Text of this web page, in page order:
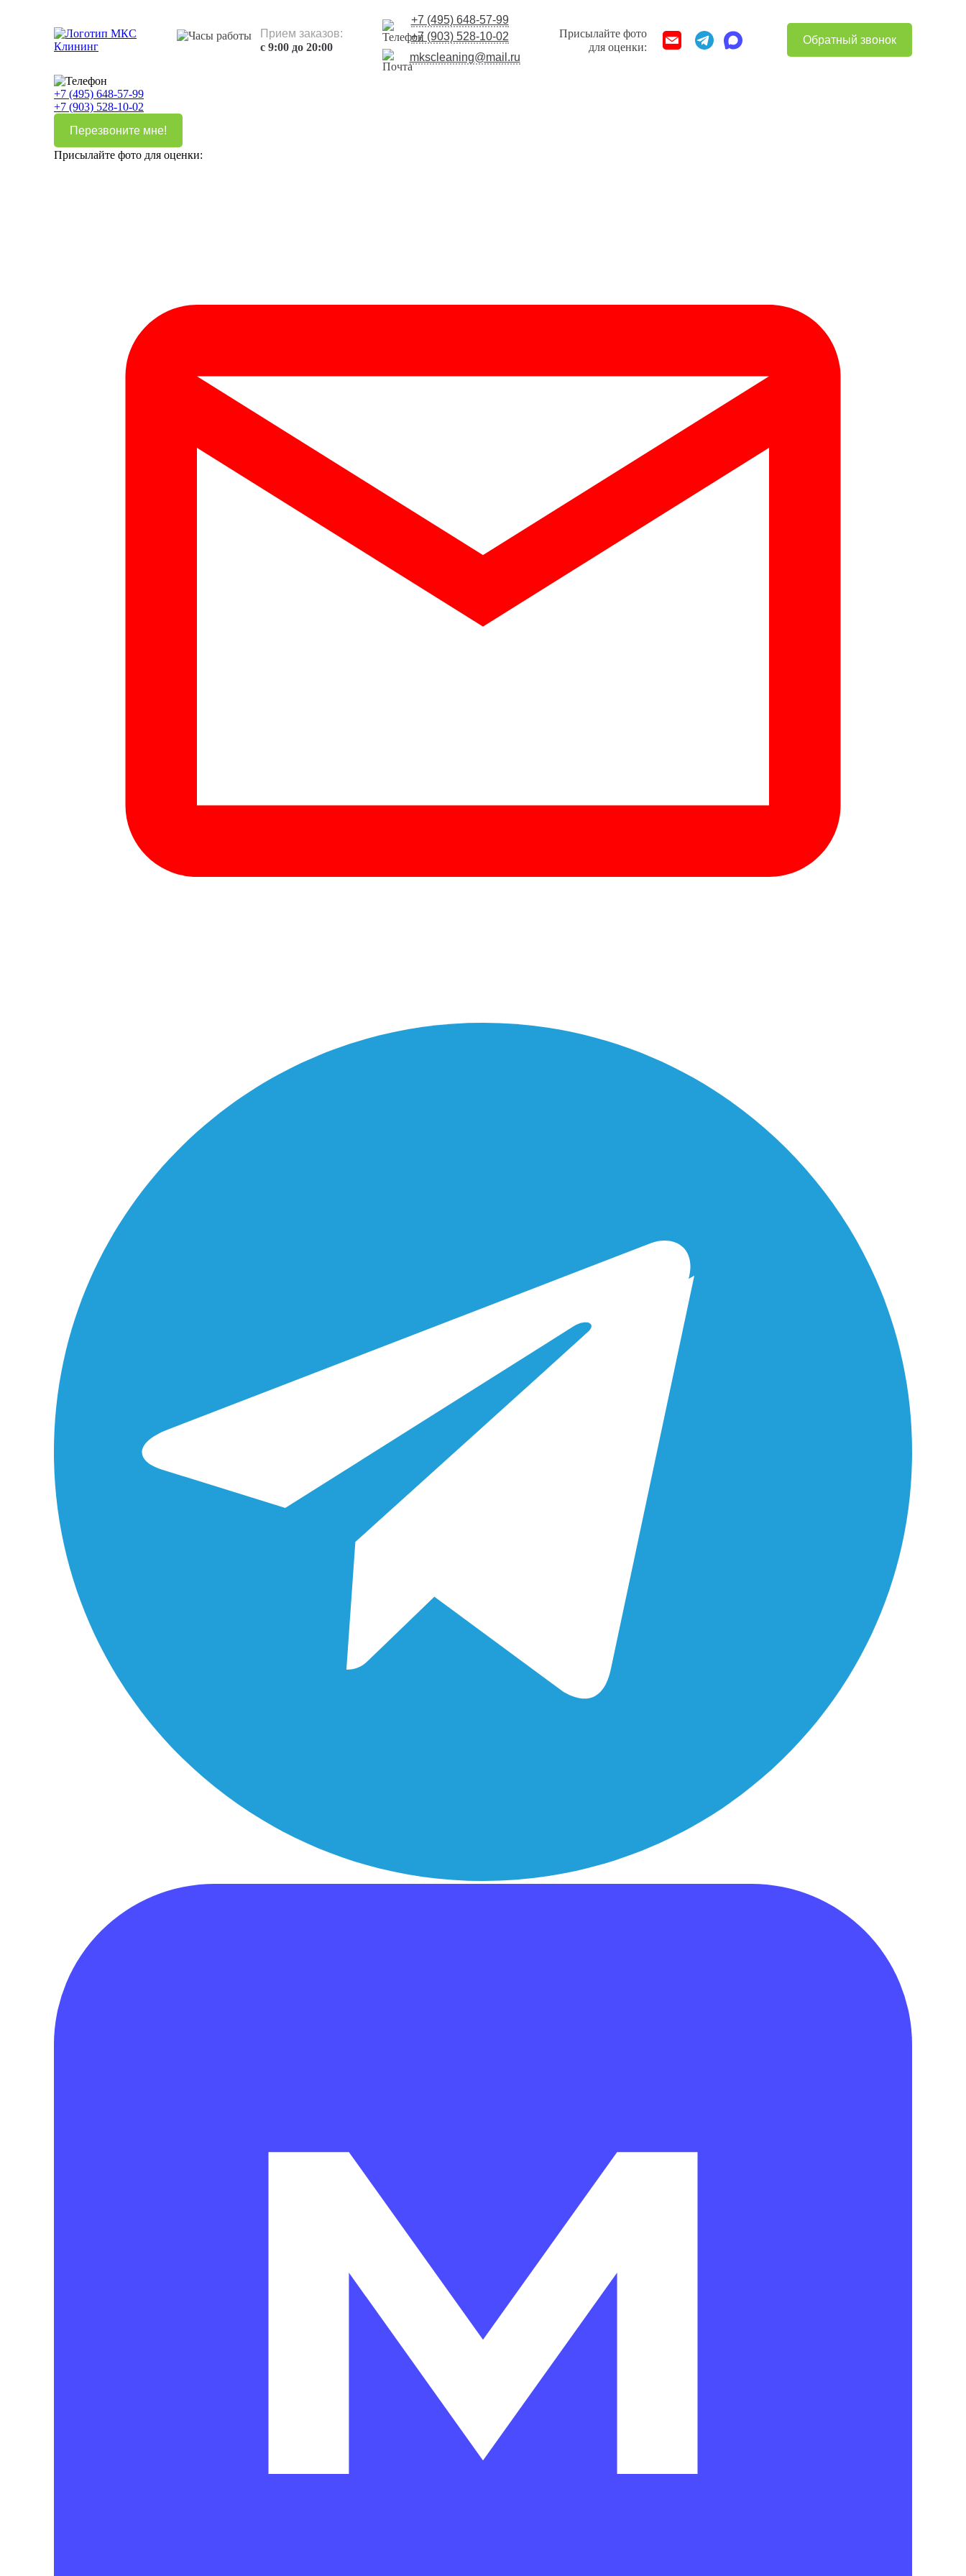
Прием заказов:
с 9:00 до 20:00
+7 (495) 648-57-99
+7 (903) 528-10-02
mkscleaning@mail.ru
Присылайте фото
для оценки:
Обратный звонок
+7 (495) 648-57-99
+7 (903) 528-10-02
Перезвоните мне!
Присылайте фото для оценки: